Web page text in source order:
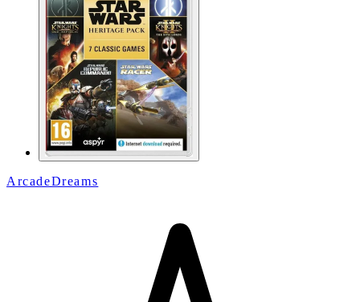
ArcadeDreams